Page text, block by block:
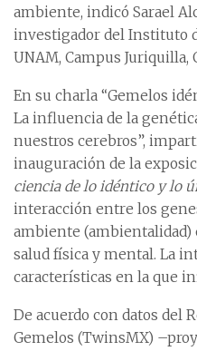
ambiente, indicó Sarael
investigador del Instituto
UNAM, Campus Juriquilla,
En su charla “Gemelos
La influencia de la
nuestros cerebros”,
inauguración de la
ciencia de lo idéntico y lo
interacción entre los
ambiente
salud física y mental. La
características en la que
De acuerdo con datos del
Gemelos (TwinsMX)